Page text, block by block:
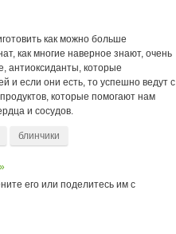
как можно больше
как многие наверное знают, очень
антиоксиданты, которые
и если они есть, то успешно ведут с
которые помогают нам
и сосудов.
блинчики
его или поделитесь им с